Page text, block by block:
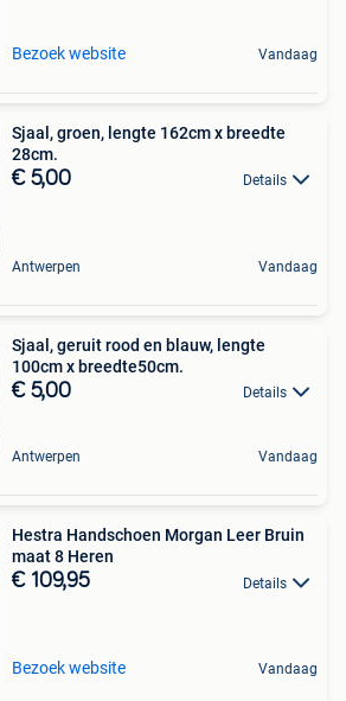
Bezoek website Vandaag
Sjaal, groen, lengte 162cm x breedte
28cm.
€ 5,00 Details
Antwerpen Vandaag
Sjaal, geruit rood en blauw, lengte
100cm x breedte50cm.
€ 5,00 Details
Antwerpen Vandaag
Hestra Handschoen Morgan Leer Bruin
maat 8 Heren
€ 109,95 Details
Bezoek website Vandaag